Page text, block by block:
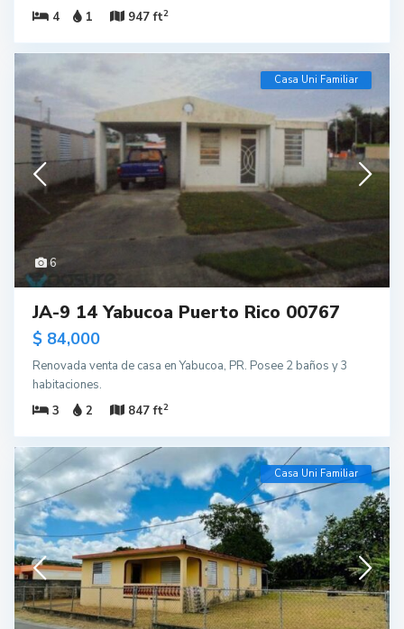
4
1 947 ft2
6
Casa Uni Familiar
JA-9 14 Yabucoa Puerto Rico 00767
$ 84,000
Renovada venta de casa en Yabucoa, PR. Posee 2 baños y 3
habitaciones.
3
2 847 ft2
Casa Uni Familiar